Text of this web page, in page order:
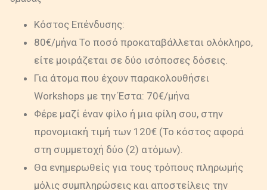
Κόστος Επένδυσης:
80€/μήνα Το ποσό προκαταβάλλεται ολόκληρο,
είτε μοιράζεται σε δύο ισόποσες δόσεις.
Για άτομα που έχουν παρακολουθήσει
Workshops με την Έστα: 70€/μήνα
Φέρε μαζί έναν φίλο ή μια φίλη σου, στην
προνομιακή τιμή των 120€ (Το κόστος αφορά
στη συμμετοχή δύο (2) ατόμων).
Θα ενημερωθείς για τους τρόπους πληρωμής
μόλις συμπληρώσεις και αποστείλεις την